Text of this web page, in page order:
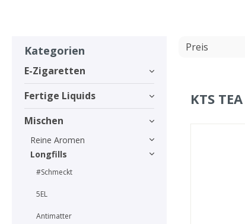
Kategorien
E-Zigaretten
Fertige Liquids
Mischen
Reine Aromen
Longfills
#Schmeckt
5EL
Antimatter
Preis
KTS TEA